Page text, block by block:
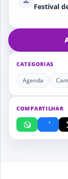
Festival
CATEGORIAS
Agenda
COMPARTILHAR